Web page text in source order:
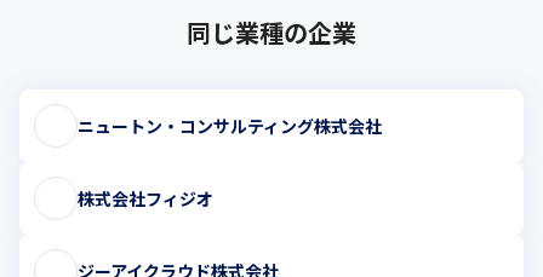
同じ業種の企業
ニュートン・コンサルティング株式会社
株式会社フィジオ
ジーアイクラウド株式会社